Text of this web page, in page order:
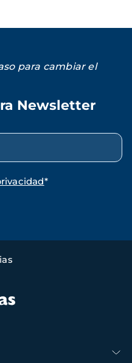
para cambiar el
Newsletter
*